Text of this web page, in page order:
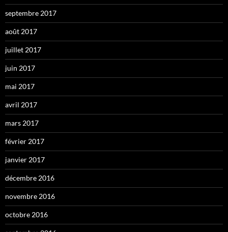
septembre 2017
août 2017
juillet 2017
juin 2017
mai 2017
avril 2017
mars 2017
février 2017
janvier 2017
décembre 2016
novembre 2016
octobre 2016